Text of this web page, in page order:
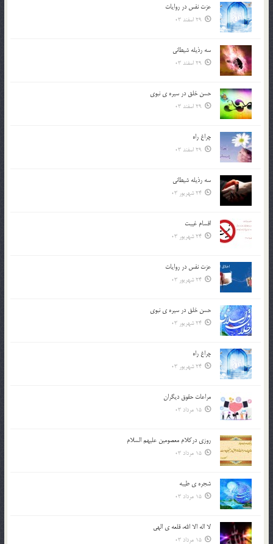
عزت نفس در روايات
29 اسفند 03
سه رذیله شیطانی
29 اسفند 03
حسن خلق در سيره ي نبوي
29 اسفند 03
چراغ راه
29 اسفند 03
سه رذیله شیطانی
24 شهریور 03
اقسام غيبت
24 شهریور 03
عزت نفس در روايات
24 شهریور 03
حسن خلق در سيره ي نبوي
24 شهریور 03
چراغ راه
24 شهریور 03
مراعات حقوق ديگران
15 مرداد 03
روزي دركلام معصومين عليهم السلام
15 مرداد 03
شجره ي طيبه
15 مرداد 03
لا اله الا الله، قلعه ي الهي
15 مرداد 03